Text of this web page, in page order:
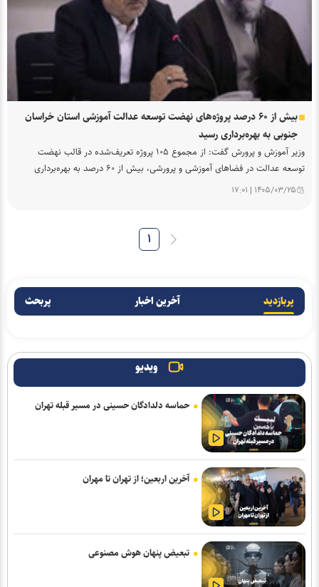
بیش از ۶۰ درصد پروژه‌های نهضت توسعه عدالت آموزشی استان خراسان
جنوبی به بهره‌برداری رسید
وزیر آموزش و پرورش گفت: از مجموع ۱۰۵ پروژه تعریف‌شده در قالب نهضت
توسعه عدالت در فضاهای آموزشی و پرورشی، بیش از ۶۰ درصد به بهره‌برداری
رسیده و این نهضت با اجرای پروژه‌های جدید ادامه خواهد یافت.
۱۴۰۵/۰۳/۲۵ | ۱۷:۰۱
۱
پربازدید آخرین اخبار پربحث
ویدیو
حماسه دلدادگان حسینی در مسیر قبله تهران
آخرین اربعین؛ از تهران تا مهران
تبعیض پنهان هوش مصنوعی